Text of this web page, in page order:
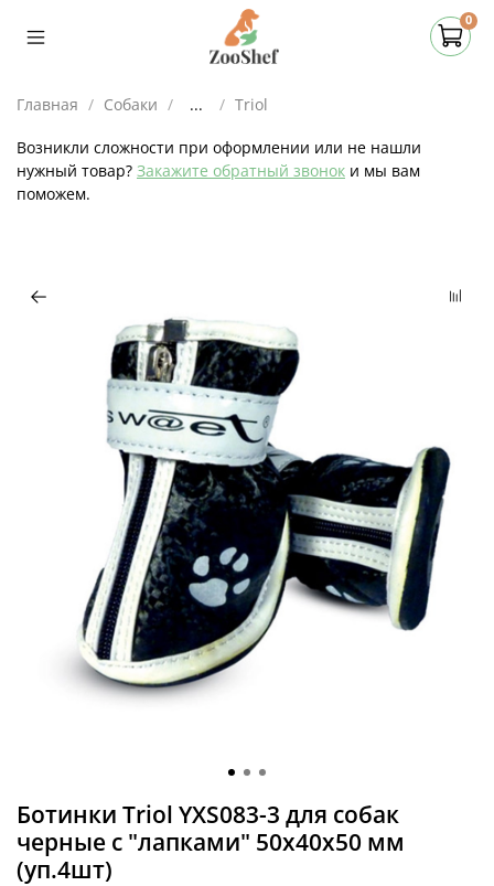
0
Главная Собаки ... Triol
Возникли сложности при оформлении или не нашли
нужный товар? Закажите обратный звонок и мы вам
поможем.
Ботинки Triol YXS083-3 для собак
черные с "лапками" 50х40х50 мм
(уп.4шт)